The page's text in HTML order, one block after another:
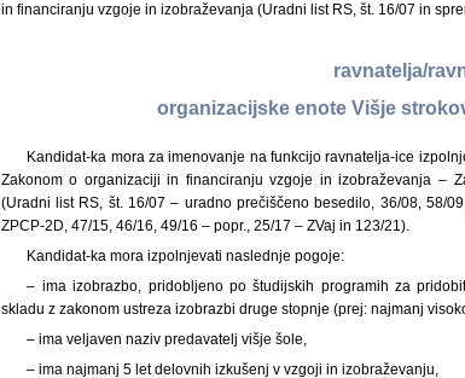
in financiranju vzgoje in izobraževanja (Uradni list RS, št. 16/07 in
ravnatelja/
organizacijske enote Višje
Kandidat-ka mora za imenovanje na funkcijo ravnatelja-ice
Zakonom o organizaciji in financiranju vzgoje in izobraževanja –
(Uradni list RS, št. 16/07 – uradno prečiščeno besedilo, 36/08, 58/
ZPCP-2D, 47/15, 46/16, 49/16 – popr., 25/17 – ZVaj in 123/21).
Kandidat-ka mora izpolnjevati naslednje pogoje:
– ima izobrazbo, pridobljeno po študijskih programih za
skladu z zakonom ustreza izobrazbi druge stopnje (prej: najmanj
– ima veljaven naziv predavatelj višje šole,
– ima najmanj 5 let delovnih izkušenj v vzgoji in izobraževanju,